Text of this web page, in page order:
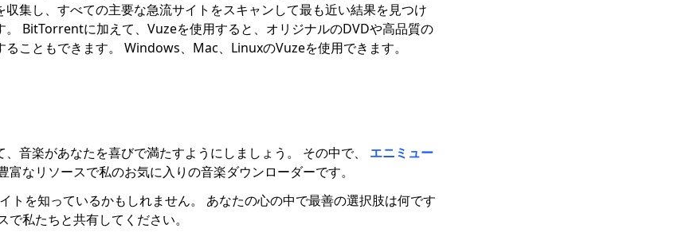
集し、すべての主要な急流サイトをスキャンして最も近い結果を見つけ
。 BitTorrentに加えて、Vuzeを使用すると、オリジナルのDVDや高品質の
ることもできます。 Windows、Mac、LinuxのVuzeを使用できます。
音楽があなたを喜びで満たすようにしましょう。 その中で、
エニミュー
富なリソースで私のお気に入りの音楽ダウンローダーです。
トを知っているかもしれません。 あなたの心の中で最善の選択肢は何です
私たちと共有してください。